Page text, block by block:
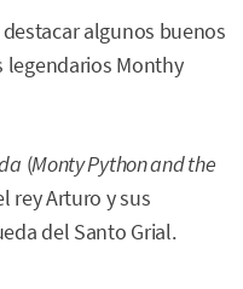
algunos buenos
legendarios Monthy
(Monty Python and the
rey Arturo y sus
del Santo Grial.